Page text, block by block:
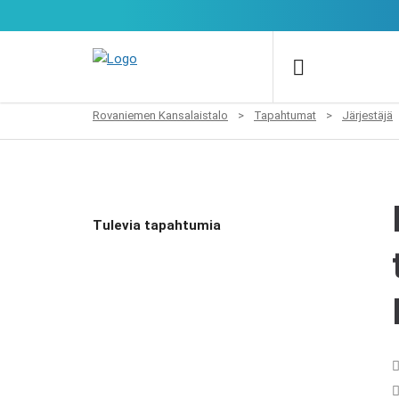
Rovaniemen Kansalaistalo > Tapahtumat > Järjestäjä
Tulevia tapahtumia